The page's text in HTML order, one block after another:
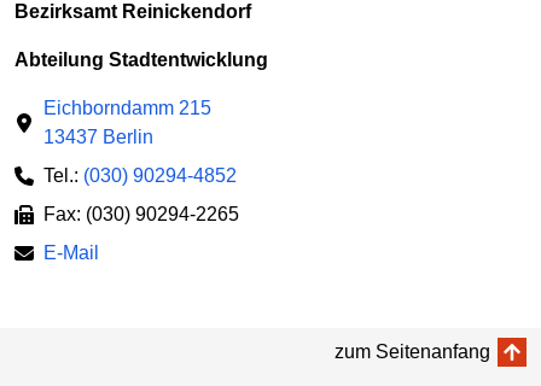
Bezirksamt Reinickendorf
Abteilung Stadtentwicklung
Eichborndamm 215
13437 Berlin
Tel.: (030) 90294-4852
Fax: (030) 90294-2265
E-Mail
zum Seitenanfang